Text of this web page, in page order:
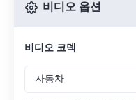
비디오 옵션
비디오 코덱
자동차